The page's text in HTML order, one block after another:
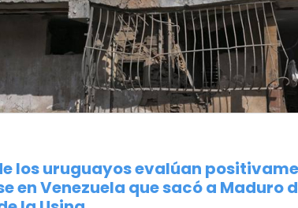
los uruguayos evalúan
en Venezuela que sacó a Maduro